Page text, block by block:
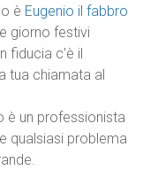
è Eugenio il fabbro
giorno festivi
fiducia c’è il
tua chiamata al
è un professionista
qualsiasi problema